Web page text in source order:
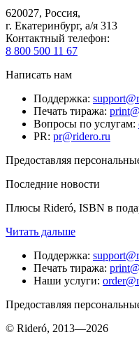
620027, Россия,
г. Екатеринбург, а/я 313
Контактный телефон:
8 800 500 11 67
Написать нам
Поддержка:
Печать тиража:
Вопросы по услугам:
PR: pr@ridero.ru
Предоставляя
Последние новости
Плюсы Rideró, ISBN в
Читать дальше
Поддержка:
Печать тиража:
Наши услуги:
Предоставляя
© Rideró, 2013—2026